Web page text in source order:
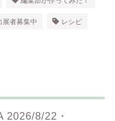
展者募集中 レシピ
2026/8/22・